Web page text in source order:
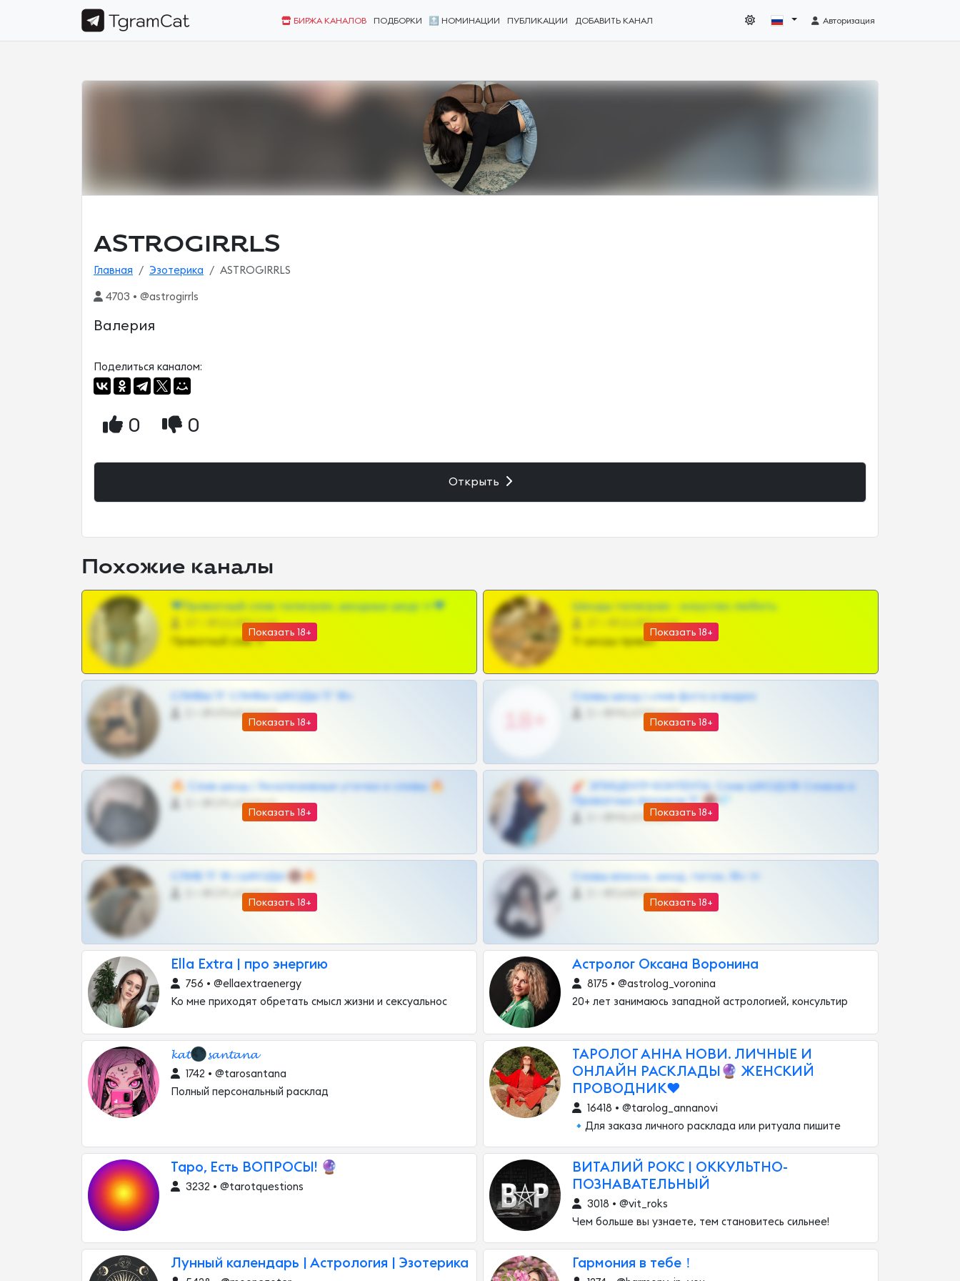
БИРЖА КАНАЛОВ ПОДБОРКИ 🔝 НОМИНАЦИИ ПУБЛИКАЦИИ ДОБАВИТЬ КАНАЛ Авторизация
ASTROGIRRLS
Главная Эзотерика ASTROGIRRLS
4703 • @astrogirrls
Валерия
Поделиться каналом:
0 0
Открыть
Похожие каналы
Показать 18+
❤Приватный слив телеграм, шкодных шкур тг❤
@SZu3ll3sCatt_bot
Приватный слив тг
Показать 18+
Шкоды телеграм - искуство любить
@SZu3ll3sCatt_bot
Тг шкоды приват
Показать 18+
СЛИВЫ ТГ СЛИВЫ ШКОДЫ ТГ 18+
@VIPARHIVS55BOT
Показать 18+
Сливы шкод | слив фото и видео
@MILKPRIVATES39BOT
Показать 18+
🔥 Слив шкод | Эксклюзивные утечки и сливы 🔥
@OPLATAPODPSK1BOT
Показать 18+
🧨 ЭПИЦЕНТР КОНТЕНТА: Слив ШКОДОВ Сливов и
Приватных Архивов ТГ 🔞💎
@MILKPRIVATES39BOT
Показать 18+
СЛИВ ТГ 18 | ШКОДЫ 🔞🔥
@OPLATAPODPSK1BOT
Показать 18+
Сливы вписок, шкод, теток, 18+ тг
@DARK15FLOWSBOT
Ella Extra | про энергию
756 • @ellaextraenergy
Ко мне приходят обретать смысл жизни и сексуальнос
Астролог Оксана Воронина
8175 • @astrolog_voronina
20+ лет занимаюсь западной астрологией, консультир
𝓴𝓪𝓽🌑𝓼𝓪𝓷𝓽𝓪𝓷𝓪
1742 • @tarosantana
Полный персональный расклад
ТАРОЛОГ АННА НОВИ. ЛИЧНЫЕ И
ОНЛАЙН РАСКЛАДЫ🔮 ЖЕНСКИЙ
ПРОВОДНИК❤
16418 • @tarolog_annanovi
🔹Для заказа личного расклада или ритуала пишите
Таро, Есть ВОПРОСЫ! 🔮
3232 • @tarotquestions
ВИТАЛИЙ РОКС | ОККУЛЬТНО-
ПОЗНАВАТЕЛЬНЫЙ
3018 • @vit_roks
Чем больше вы узнаете, тем становитесь сильнее!
Лунный календарь | Астрология | Эзотерика Гармония в тебе！